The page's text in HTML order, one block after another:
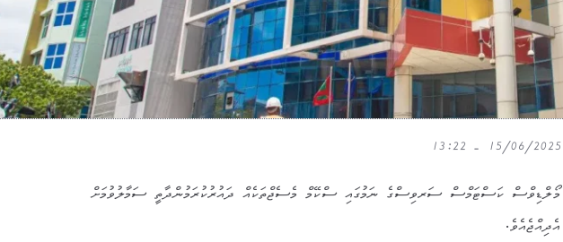
މޯލްޑިވްސް ކަސްޓަމްސް ސަރވިސްގެ ނަމުގައި ސްކޭމް މެސެޖްތަކެއް ދައުރުކުރަމުންދާތީ ސަމާލުވުމަށް
އެދިއްޖެއެވެ.